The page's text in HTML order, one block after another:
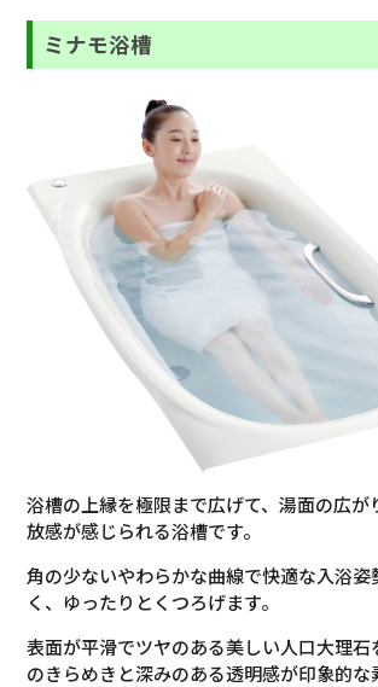
ミナモ浴槽
浴槽の上縁を極限まで広げて、湯面の広が
放感が感じられる浴槽です。
角の少ないやわらかな曲線で快適な入浴姿
く、ゆったりとくつろげます。
表面が平滑でツヤのある美しい人口大理石
のきらめきと深みのある透明感が印象的な